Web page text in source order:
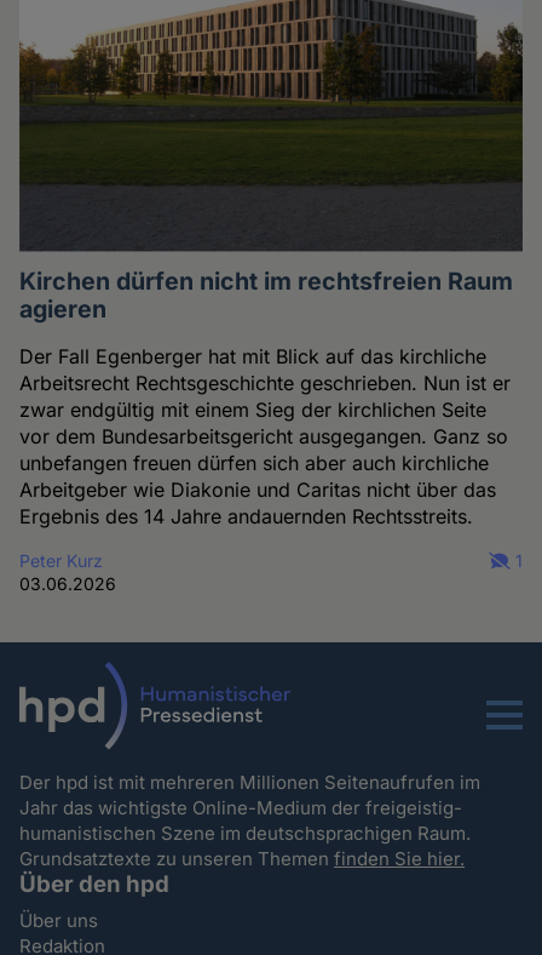
Kirchen dürfen nicht im rechtsfreien Raum
agieren
Der Fall Egenberger hat mit Blick auf das kirchliche
Arbeitsrecht Rechtsgeschichte geschrieben. Nun ist er
zwar endgültig mit einem Sieg der kirchlichen Seite
vor dem Bundesarbeitsgericht ausgegangen. Ganz so
unbefangen freuen dürfen sich aber auch kirchliche
Arbeitgeber wie Diakonie und Caritas nicht über das
Ergebnis des 14 Jahre andauernden Rechtsstreits.
Peter Kurz
03.06.2026
1
Menu
Der hpd ist mit mehreren Millionen Seitenaufrufen im
Jahr das wichtigste Online-Medium der freigeistig-
humanistischen Szene im deutschsprachigen Raum.
Grundsatztexte zu unseren Themenfinden Sie hier.
Über den hpd
Über uns
Redaktion